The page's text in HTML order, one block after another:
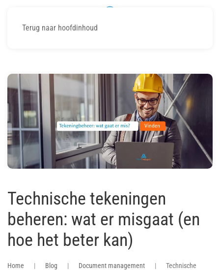
Terug naar hoofdinhoud
Technische tekeningen
beheren: wat er misgaat (en
hoe het beter kan)
Home Blog Document management
Technische